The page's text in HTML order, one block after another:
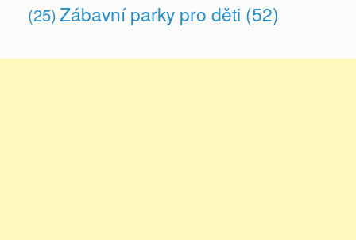
(25)Zábavní parky pro děti (52)